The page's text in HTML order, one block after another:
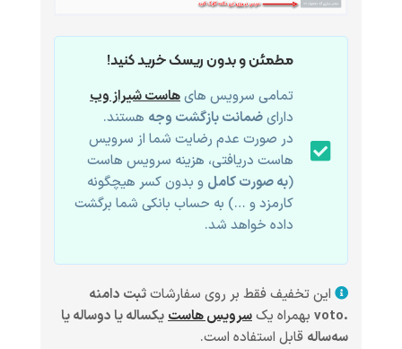
مطمئن و بدون ریسک خرید کنید!
تمامی سرویس هایهاست شیراز وب
دارایضمانت بازگشت وجه هستند.
در صورت عدم رضایت شما از سرویس
هاست دریافتی، هزینه سرویس هاست
(به صورت کامل و بدون کسر هیچگونه
کارمزد و …) به حساب بانکی شما برگشت
داده خواهد شد.
این تخفیف فقط بر روی سفارشاتثبت دامنه
.voto
بهمراه یکسرویس هاستیکساله یا دوساله یا
سه‌ساله قابل استفاده است.